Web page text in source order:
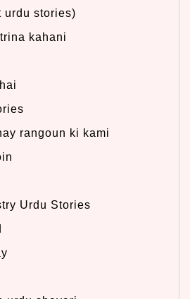
urdu stories)
kahani
rangoun ki kami
Urdu Stories